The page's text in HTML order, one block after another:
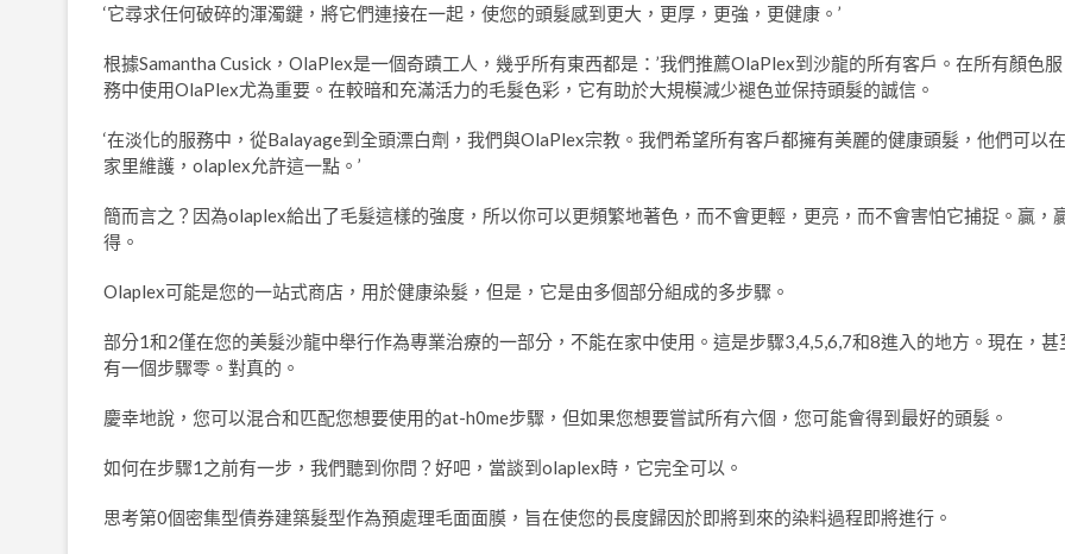
‘它尋求任何破碎的渾濁鍵，將它們連接在一起，使您的頭髮感到更大，更厚，更強，更健康。’
根據Samantha Cusick，OlaPlex是一個奇蹟工人，幾乎所有東西都是：’我們推薦OlaPlex到沙龍的所有客戶。在所有顏色服
務中使用OlaPlex尤為重要。在較暗和充滿活力的毛髮色彩，它有助於大規模減少褪色並保持頭髮的誠信。
‘在淡化的服務中，從Balayage到全頭漂白劑，我們與OlaPlex宗教。我們希望所有客戶都擁有美麗的健康頭髮，他們可以在
家里維護，olaplex允許這一點。’
簡而言之？因為olaplex給出了毛髮這樣的強度，所以你可以更頻繁地著色，而不會更輕，更亮，而不會害怕它捕捉。贏，
得。
Olaplex可能是您的一站式商店，用於健康染髮，但是，它是由多個部分組成的多步驟。
部分1和2僅在您的美髮沙龍中舉行作為專業治療的一部分，不能在家中使用。這是步驟3,4,5,6,7和8進入的地方。現在，甚
有一個步驟零。對真的。
慶幸地說，您可以混合和匹配您想要使用的at-h0me步驟，但如果您想要嘗試所有六個，您可能會得到最好的頭髮。
如何在步驟1之前有一步，我們聽到你問？好吧，當談到olaplex時，它完全可以。
思考第0個密集型債券建築髮型作為預處理毛面面膜，旨在使您的長度歸因於即將到來的染料過程即將進行。